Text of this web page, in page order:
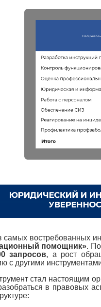
востребованных
помощник».
запросов, а рост
с другими
стал настоящим
в правовых